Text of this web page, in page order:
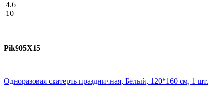
4.6
10
+
Pik905X15
Одноразовая скатерть праздничная, Белый, 120*160 см, 1 шт.